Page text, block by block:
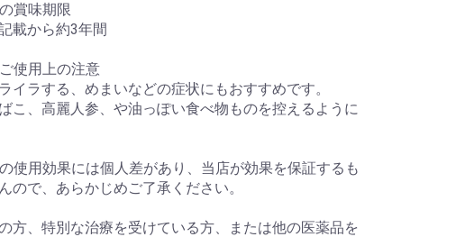
賞味期限
載から約3年間
使用上の注意
イラする、めまいなどの症状にもおすすめです。
こ、高麗人参、や油っぽい食べ物ものを控えるように
使用効果には個人差があり、当店が効果を保証するも
ので、あらかじめご了承ください。
方、特別な治療を受けている方、または他の医薬品を